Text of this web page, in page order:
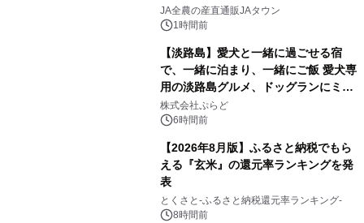
販売！～毎月１０日の定例企画～
JA全農の産直通販JAタウン
1時間前
【淡路島】愛犬と一緒に過ごせる宿
で、一緒に泊まり、一緒にご飯 愛犬専
用の淡路島グルメ、ドッグランにミニ
プール グランピングとトレーラーハウ
スの2施設で
株式会社ぷらど
6時間前
【2026年8月版】ふるさと納税でもら
える『玄米』の還元率ランキングを発
表
とくさと-ふるさと納税還元率ランキング-
8時間前